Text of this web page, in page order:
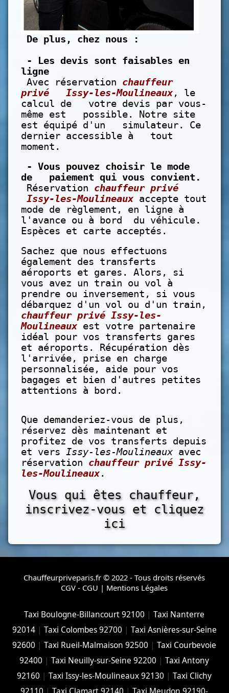
De plus, chez nous :
- Les devis sont faisables en
ligne
Avec réservation chauffeur
privé Issy-les-Moulineaux, le
calcul de votre devis par vous-
même est possible. Notre site
est équipé d'un simulateur. Ce
dernier accessible à tout
moment.
- Vous pouvez choisir le mode
de paiement qui vous convient.
Réservation chauffeur privé
Issy-les-Moulineaux accepte tout
mode de règlement, en ligne à
l'avance ou à bord du véhicule.
Espèces et carte acceptés.
Sachez que nous effectuons
également des transferts
aéroports et gares. Alors, si
vous avez un train ou vol à
prendre ou inversement, si vous
débarquez d'un vol ou d'un train,
chauffeur privé Issy-les-
Moulineaux est votre partenaire
idéal pour vos transferts gares
et aéroports. Récupération dès
l'arrivée, prise en charge
personnalisée, aide pour vos
bagages et bien d'autres petites
attentions à bord.
Que demanderiez-vous de plus,
réservez dès maintenant et
profitez de vos transferts depuis
et versIssy-les-Moulineaux avec
réservation chauffeur privé Issy-
les-Moulineaux.
Vous qui êtes chauffeur,
inscrivez-vous et cliquez
ici
Chauffeurpriveparis.fr © 2022 - Tous droits réservés
CGV - CGU | Mentions Légales
Taxi Boulogne-Billancourt 92100 |Taxi Nanterre
92014| Taxi Colombes 92700 | Taxi Asnières-sur-Seine
92600 |Taxi Rueil-Malmaison 92500 |Taxi Courbevoie
92400 |Taxi Neuilly-sur-Seine 92200 |Taxi Antony
92160 |Taxi Issy-les-Moulineaux 92130 |Taxi Clichy